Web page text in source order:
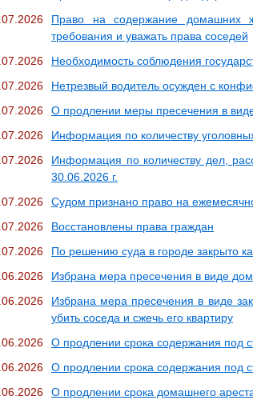
Право на содержание домашних
требования и уважать права соседей
Необходимость соблюдения
Нетрезвый водитель осужден с
О продлении меры пресечения в
Информация по количеству
Информация по количеству дел,
30.06.2026 г.
Судом признано право на
Восстановлены права граждан
По решению суда в городе закрыто
Избрана мера пресечения в виде
Избрана мера пресечения в виде
убить соседа и сжечь его квартиру
О продлении срока содержания под
О продлении срока содержания под
О продлении срока домашнего